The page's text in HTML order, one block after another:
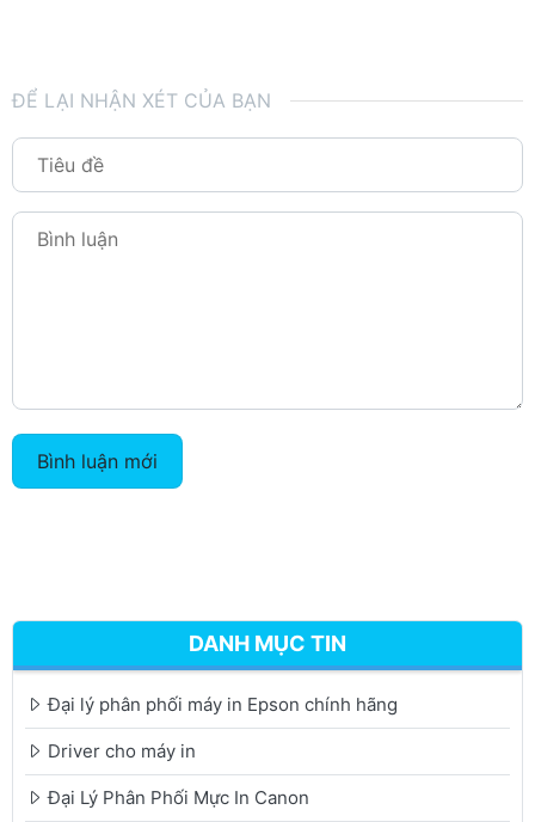
ĐỂ LẠI NHẬN XÉT CỦA BẠN
Bình luận mới
DANH MỤC TIN
Đại lý phân phối máy in Epson chính hãng
Driver cho máy in
Đại Lý Phân Phối Mực In Canon